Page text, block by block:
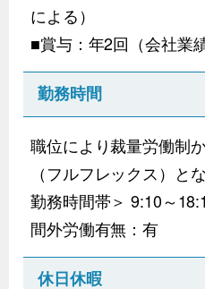
による）
■賞与：年2回（会社業
勤務時間
職位により裁量労働制
（フルフレックス）と
勤務時間帯＞ 9:10～
間外労働有無：有
休日休暇